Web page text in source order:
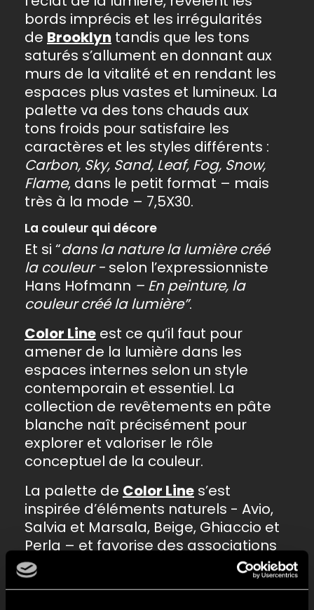
bords imprécis et les irrégularités
de Brooklyn tandis que les tons
saturés s’allument en donnant aux
murs de la vitalité et en rendant les
espaces plus vastes et lumineux. La
palette va des tons chauds aux
tons froids pour satisfaire les
caractères et les styles différents :
Carbon, Sky, Sand, Leaf, Fog, Snow,
Flame, dans le petit format – mais
très à la mode – 7,5X30.
La couleur qui décore
Et si “dans la nature la lumière créé
la couleur - selon l’expressionniste
Hans Hofmann – En peinture, la
couleur créé la lumière”.
Color Line est ce qu’il faut pour
amener de la lumière dans les
espaces internes selon un style
contemporain et essentiel. La
collection de revêtements en pâte
blanche naît précisément pour
explorer et valoriser le rôle
conceptuel de la couleur.
La palette de Color Line s’est
inspirée d’éléments naturels - Avio,
Salvia et Marsala, Beige, Ghiaccio et
Perla – et favorise des associations
chromatiques intéressantes, ton sur
ton, en contraste et avec des